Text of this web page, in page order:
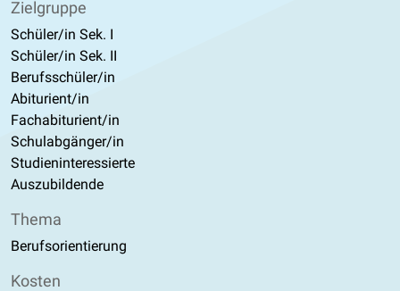
Zielgruppe
Schüler/in Sek. I
Schüler/in Sek. II
Berufsschüler/in
Abiturient/in
Fachabiturient/in
Schulabgänger/in
Studieninteressierte
Auszubildende
Thema
Berufsorientierung
Kosten